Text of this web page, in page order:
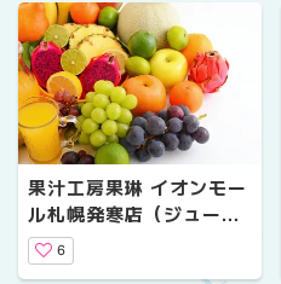
果汁工房果琳 イオンモー
ル札幌発寒店（ジュース/
札幌市西区）
6